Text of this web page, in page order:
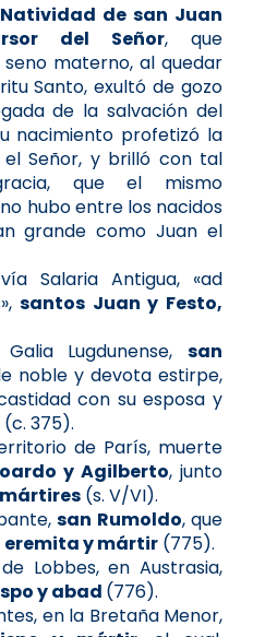
Natividad de san Juan
del Señor, que
materno, al quedar
Santo, exultó de gozo
de la salvación del
nacimiento profetizó la
el Señor, y brilló con tal
que el mismo
hubo entre los nacidos
grande como Juan el
Salaria Antigua, «ad
santos Juan y Festo,
Lugdunense, san
noble y devota estirpe,
con su esposa y
(c. 375).
de París, muerte
y Agilberto, junto
mártires (s. V/VI).
san Rumoldo, que
eremita y mártir (775).
Lobbes, en Austrasia,
y abad (776).
en la Bretaña Menor,